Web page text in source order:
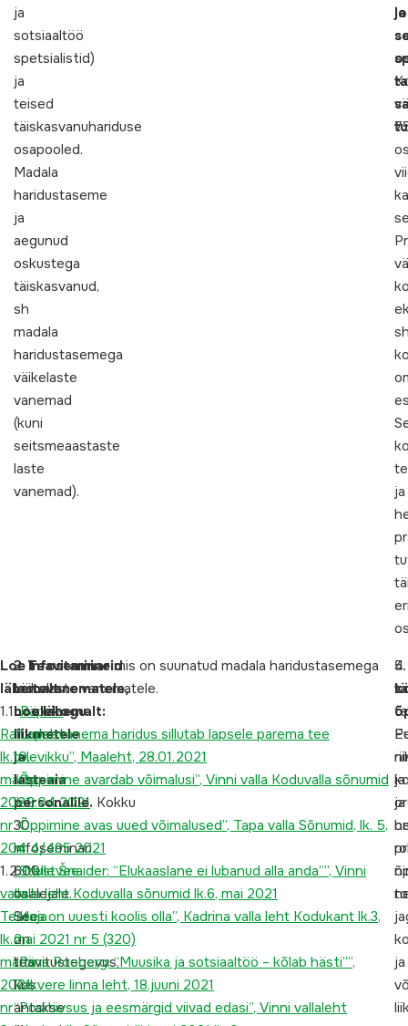
ja
sotsiaaltöö
spetsialistid)
ja
teised
täiskasvanuhariduse
osapooled.
Madala
haridustaseme
ja
aegunud
oskustega
täiskasvanud,
sh
madala
haridustasemega
väikelaste
vanemad
(kuni
seitsmeaastaste
laste
vanemad).
ja
ja
Loe
lähemalt
1.1.Räpina
Rahvaleht
lk.10,
märts
2021,
nr
204
1.2.Mustvee
valla
Teataja
lk.2,
märts
2021,
nr
2.Infoseminarid
lastevanematele,
hoolekogu
liikmetele
ja
lasteaia
personalile. Kokku
30
infoseminari
600
osalejale.
See
on
teavitustegevus,
kus
antakse
3.Teavitaminemis on suunatud madala haridustasemega
väikelaste vanematele.
Loe lähemalt:
“Lapsevanema haridus sillutab lapsele parema tee
tulevikku”, Maaleht, 28.01.2021
“Õppimine avardab võimalusi”, Vinni valla Koduvalla sõnumid
lk 3.04.2021
“Õppimine avas uued võimalused”, Tapa valla Sõnumid, lk. 5,
nr 4/495 2021
“Stelle Šnaider: “Elukaaslane ei lubanud alla anda””, Vinni
valla leht Koduvalla sõnumid lk.6, mai 2021
“Hea on uuesti koolis olla”, Kadrina valla leht Kodukant lk.3,
mai 2021 nr 5 (320)
“Riina Rooberg: “Muusika ja sotsiaaltöö – kõlab hästi””,
Rakvere linna leht, 18.juuni 2021
“Positiivsus ja eesmärgid viivad edasi”, Vinni vallaleht
ja
5.
ja
ja